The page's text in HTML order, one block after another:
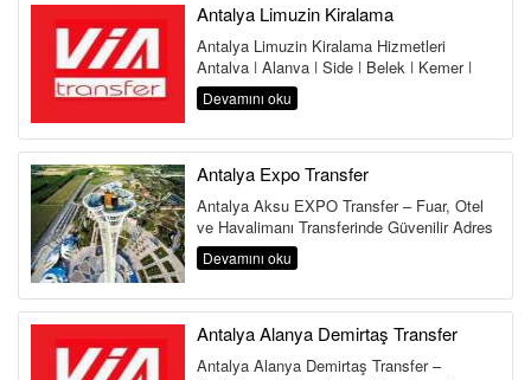
Antalya Limuzin Kiralama
Antalya Limuzin Kiralama Hizmetleri
Antalya | Alanya | Side | Belek | Kemer |
Lara | Kundu | Land of Legends Antalya,...
Devamını oku
Antalya Expo Transfer
Antalya Aksu EXPO Transfer – Fuar, Otel
ve Havalimanı Transferinde Güvenilir Adres
Antalya Aksu Transfer Hi...
Devamını oku
Antalya Alanya Demirtaş Transfer
Antalya Alanya Demirtaş Transfer –